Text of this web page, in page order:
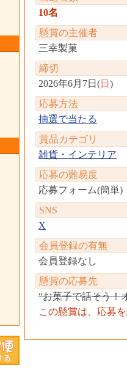
10名
懸賞の主催者
三幸製菓
締切
2026年6月7日(日 )
応募方法
抽選で当たる
賞品カテゴリ
雑貨・インテリア
応募の難易度
応募フォーム(簡単)
SNS
X
会員登録の有無
会員登録なし
懸賞の応募先
“お菓子で話そう！
この懸賞は、応募